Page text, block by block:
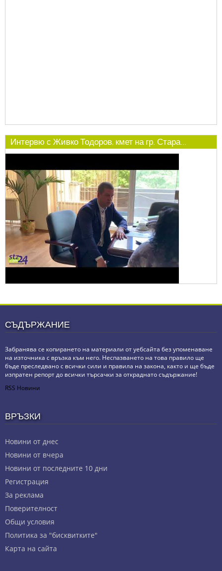
Интервю с Живко Тодоров, кмет на гр. Стара...
СЪДЪРЖАНИЕ
Забранява се копирането на материали от уебсайта без упоменаване
на източника с връзка към него. Неспазването на това правило ще
бъде преследвано с всички сили и правила на закона, както и ще бъде
изпратен репорт до всички търсачки за откраднато съдържание!
RSS Новини
ВРЪЗКИ
Новини от днес
Новини от вчера
Новини от последните 10 дни
Регистрация
За реклама
Πoвepитeлнocт
Общи условия
Политика за "бисквитките"
Карта на сайта